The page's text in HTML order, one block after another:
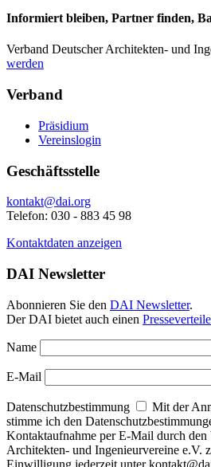
Informiert bleiben, Partner finden,
Verband Deutscher Architekten- und
werden
Verband
Präsidium
Vereinslogin
Geschäftsstelle
kontakt@dai.org
Telefon: 030 - 883 45 98
Kontaktdaten anzeigen
DAI Newsletter
Abonnieren Sie den DAI Newsletter.
Der DAI bietet auch einen
Name
E-Mail
Datenschutzbestimmung
Mit der
stimme ich den
Kontaktaufnahme per E-Mail durch den
Architekten- und Ingenieurvereine e.V.
Einwilligung jederzeit unter